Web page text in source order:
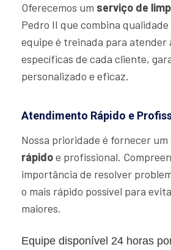
Oferecemos um serviço de
Pedro II que combina
equipe é treinada para atender
específicas de cada cliente,
personalizado e eficaz.
Atendimento Rápido e
Nossa prioridade é fornecer um
rápidoe profissional.
importância de resolver
o mais rápido possível para
maiores.
Equipe disponível 24 horas